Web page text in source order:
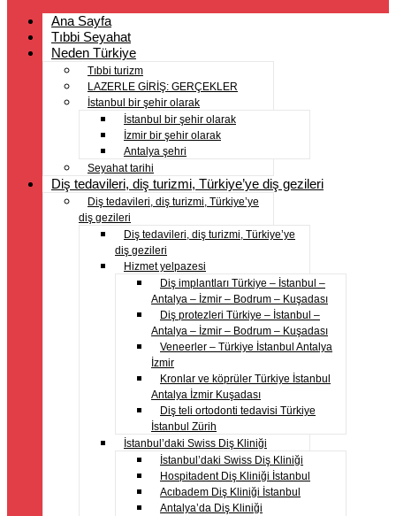
Ana Sayfa
Tıbbi Seyahat
Neden Türkiye
Tıbbi turizm
LAZERLE GİRİŞ: GERÇEKLER
İstanbul bir şehir olarak
İstanbul bir şehir olarak
İzmir bir şehir olarak
Antalya şehri
Seyahat tarihi
Diş tedavileri, diş turizmi, Türkiye’ye diş gezileri
Diş tedavileri, diş turizmi, Türkiye’ye
diş gezileri
Diş tedavileri, diş turizmi, Türkiye’ye
diş gezileri
Hizmet yelpazesi
Diş implantları Türkiye – İstanbul –
Antalya – İzmir – Bodrum – Kuşadası
Diş protezleri Türkiye – İstanbul –
Antalya – İzmir – Bodrum – Kuşadası
Veneerler – Türkiye İstanbul Antalya
İzmir
Kronlar ve köprüler Türkiye İstanbul
Antalya İzmir Kuşadası
Diş teli ortodonti tedavisi Türkiye
İstanbul Zürih
İstanbul’daki Swiss Diş Kliniği
İstanbul’daki Swiss Diş Kliniği
Hospitadent Diş Kliniği İstanbul
Acıbadem Diş Kliniği İstanbul
Antalya’da Diş Kliniği